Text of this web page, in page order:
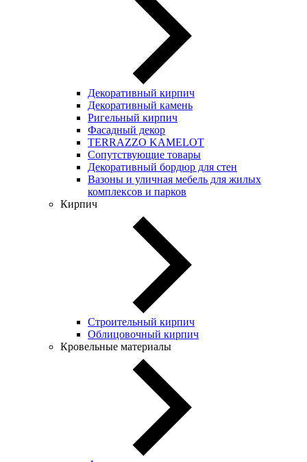
Декоративный кирпич
Декоративный камень
Ригельный кирпич
Фасадный декор
TERRAZZO KAMELOT
Сопутствующие товары
Декоративный бордюр для стен
Вазоны и уличная мебель для жилых
комплексов и парков
Кирпич
Строительный кирпич
Облицовочный кирпич
Кровельные материалы